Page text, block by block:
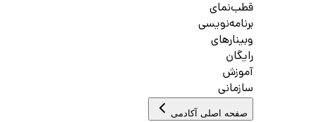
قطب‌نمای
برنامه‌نویسی
وبینارهای
رایگان
آموزش
سازمانی
صفحه اصلی آکادمی